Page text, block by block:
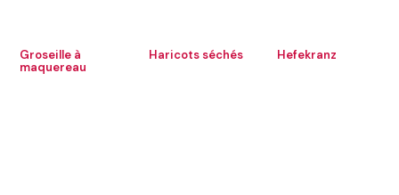
Groseille à
maquereau
Haricots séchés Hefekranz